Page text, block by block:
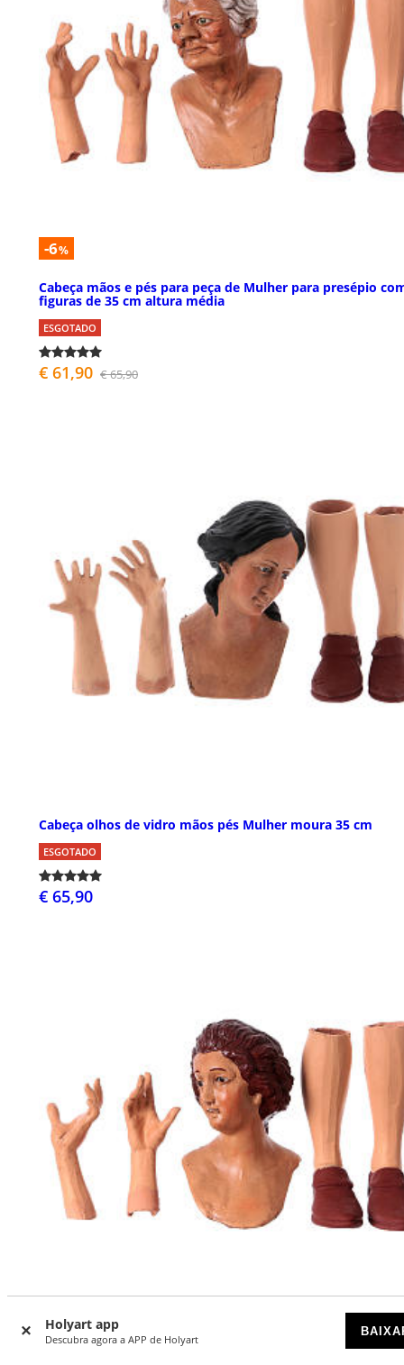
Holyart app
Descubra agora a APP de Holyart
-6%
Cabeça mãos e pés para peça de Mulher para presépio
figuras de 35 cm altura média
ESGOTADO
€ 61,90 € 65,90
Cabeça olhos de vidro mãos pés Mulher moura 35 cm
ESGOTADO
€ 65,90
Mãos cabeça pés Jovem mulher para presépio com